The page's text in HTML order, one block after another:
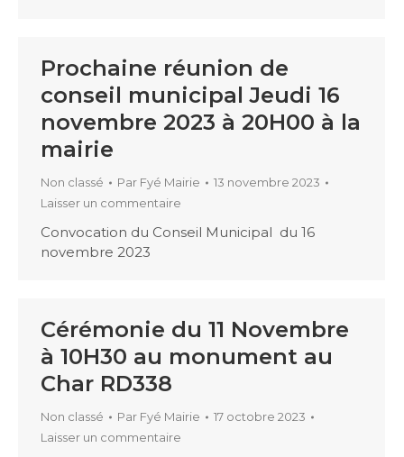
Prochaine réunion de
conseil municipal Jeudi 16
novembre 2023 à 20H00 à la
mairie
Non classé Par Fyé Mairie
13 novembre 2023
Laisser un commentaire
Convocation du Conseil Municipal du 16
novembre 2023
Cérémonie du 11 Novembre
à 10H30 au monument au
Char RD338
Non classé Par Fyé Mairie
17 octobre 2023
Laisser un commentaire